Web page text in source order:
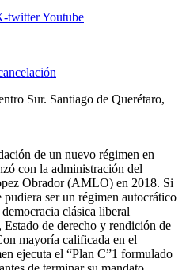
twitterYoutube
Sur. Santiago de Querétaro,
de un nuevo régimen en
con la administración del
Obrador (AMLO) en 2018. Si
ser un régimen autocrático
clásica liberal
de derecho y rendición de
mayoría calificada en el
ejecuta el “Plan C”1 formulado